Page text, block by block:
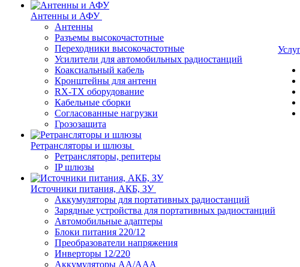
Антенны и АФУ
Антенны
Разъемы высокочастотные
Переходники высокочастотные
Усилители для автомобильных радиостанций
Коаксиальный кабель
Кронштейны для антенн
RX-TX оборудование
Кабельные сборки
Согласованные нагрузки
Грозозащита
Ретрансляторы и шлюзы
Ретрансляторы, репитеры
IP шлюзы
Источники питания, АКБ, ЗУ
Аккумуляторы для портативных радиостанций
Зарядные устройства для портативных радиостанций
Автомобильные адаптеры
Блоки питания 220/12
Преобразователи напряжения
Инверторы 12/220
Аккумуляторы АА/ААА